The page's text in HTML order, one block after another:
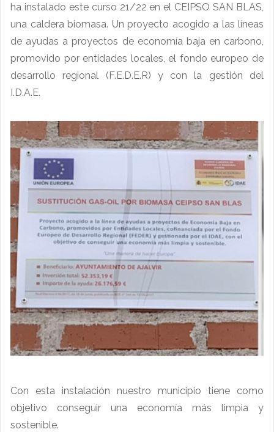
ha instalado este curso 21/22 en el CEIPSO SAN BLAS,
una caldera biomasa. Un proyecto acogido a las líneas
de ayudas a proyectos de economía baja en carbono,
promovido por entidades locales, el fondo europeo de
desarrollo regional (F.E.D.E.R) y con la gestión del
I.D.A.E.
Con esta instalación nuestro municipio tiene como
objetivo conseguir una economía más limpia y
sostenible.